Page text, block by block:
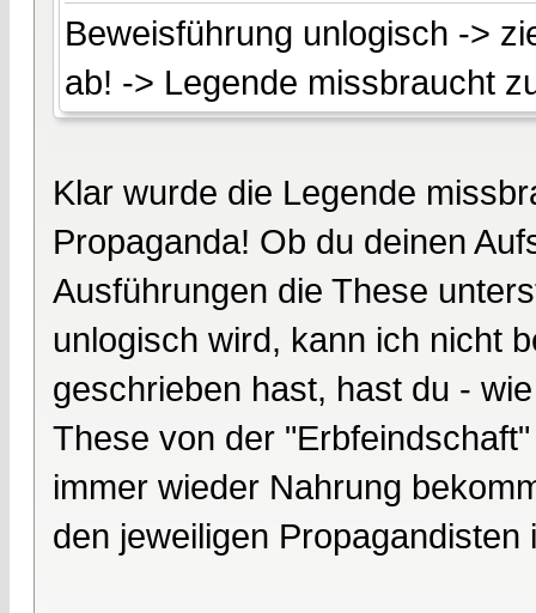
Beweisführung unlogisch ->
ab! -> Legende missbraucht
Klar wurde die Legende
Propaganda! Ob du deinen
Ausführungen die These
unlogisch wird, kann ich nicht
geschrieben hast, hast du -
These von der
immer wieder Nahrung
den jeweiligen